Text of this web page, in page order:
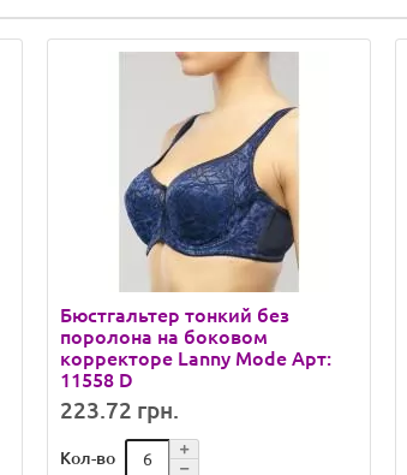
Бюстгальтер тонкий без
поролона на боковом
корректоре Lanny Mode Арт:
11558 D
223.72 грн.
Кол-во